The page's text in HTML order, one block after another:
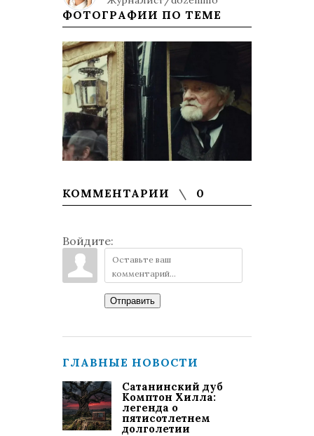
ФОТОГРАФИИ ПО ТЕМЕ
КОММЕНТАРИИ 0
Войдите:
Отправить
ГЛАВНЫЕ НОВОСТИ
Сатанинский дуб
Комптон Хилла:
легенда о
пятисотлетнем
долголетии